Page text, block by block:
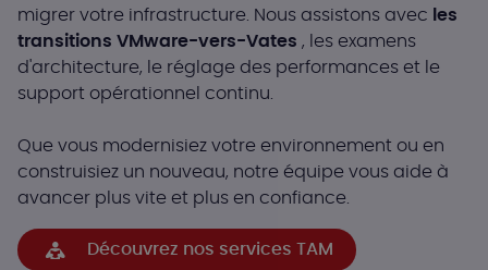
migrer votre infrastructure. Nous assistons avec les
transitions VMware-vers-Vates , les examens
d'architecture, le réglage des performances et le
support opérationnel continu.
Que vous modernisiez votre environnement ou en
construisiez un nouveau, notre équipe vous aide à
avancer plus vite et plus en confiance.
Découvrez nos services TAM